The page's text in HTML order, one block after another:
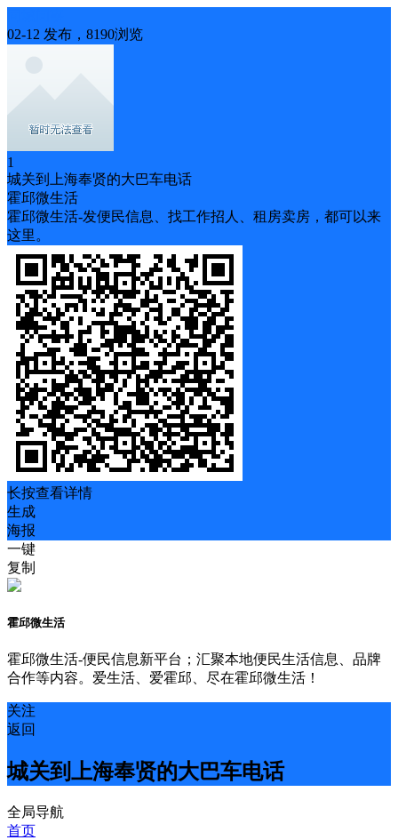
02-12 发布，8190浏览
1
城关到上海奉贤的大巴车电话
霍邱微生活
霍邱微生活-发便民信息、找工作招人、租房卖房，都可以来
这里。
长按查看详情
生成
海报
一键
复制
霍邱微生活
霍邱微生活-便民信息新平台；汇聚本地便民生活信息、品牌
合作等内容。爱生活、爱霍邱、尽在霍邱微生活！
关注
返回
城关到上海奉贤的大巴车电话
全局导航
首页